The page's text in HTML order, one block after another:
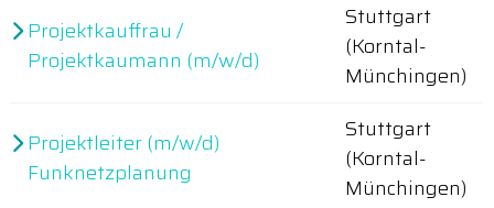
Projektkauffrau /
Projektkaumann (m/w/d)
Stuttgart
(Korntal-
Münchingen)
Projektleiter (m/w/d)
Funknetzplanung
Stuttgart
(Korntal-
Münchingen)